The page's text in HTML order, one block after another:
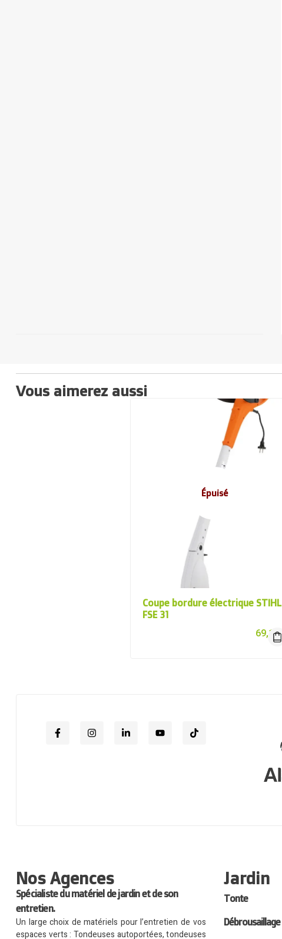
Vous aimerez aussi
Épuisé
Coupe bordure électrique STIHL
FSE 31
69,10
Nos Agences
Spécialiste du matériel de jardin et de son
entretien.
Un large choix de matériels pour l’entretien de vos
espaces verts : Tondeuses autoportées, tondeuses
Jardin
Tonte
Débrousaillage